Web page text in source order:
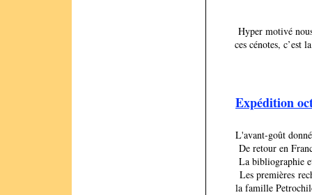
Hyper motivé
ces cénotes, c’est
Expédition
L'avant-goût
De retour en
La bibliographie
Les premières
la famille